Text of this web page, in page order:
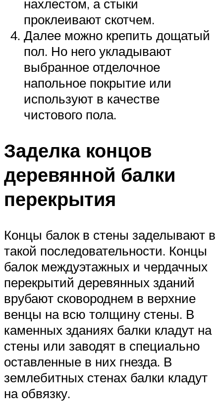
нахлестом, а стыки
проклеивают скотчем.
Далее можно крепить дощатый
пол. Но него укладывают
выбранное отделочное
напольное покрытие или
используют в качестве
чистового пола.
Заделка концов
деревянной балки
перекрытия
Концы балок в стены заделывают в
такой последовательности. Концы
балок междуэтажных и чердачных
перекрытий деревянных зданий
врубают сковороднем в верхние
венцы на всю толщину стены. В
каменных зданиях балки кладут на
стены или заводят в специально
оставленные в них гнезда. В
землебитных стенах балки кладут
на обвязку.